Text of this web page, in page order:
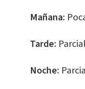
Mañana:
Tarde:
Noche: